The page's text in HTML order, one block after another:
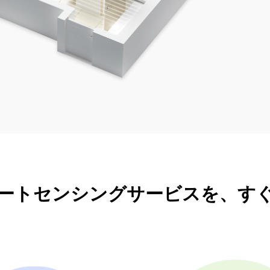
トセンシングサービスを、す